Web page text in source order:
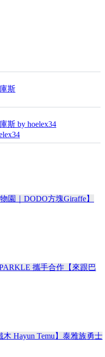
斯
斯 by hoelex34
園｜DODO方塊Giraffe】
攜手合作【來跟巴
Hayun Temu】泰雅族勇士